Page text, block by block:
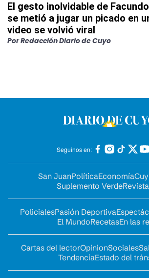
El gesto inolvidable de
se metió a jugar un picado en
video se volvió viral
PorRedacción Diario de Cuyo
Seguinos en:
San JuanPolíticaEconomía
Suplemento Verde
PolicialesPasión Deportiva
El MundoRecetasEn las
Cartas del lectorOpinionSociales
TendenciaEstado del